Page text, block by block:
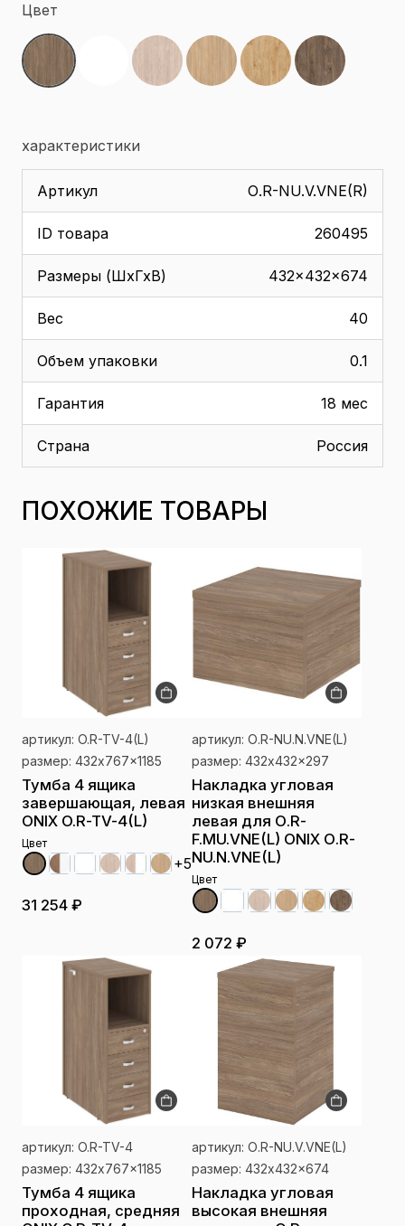
Цвет
характеристики
Артикул О.R-NU.V.VNE(R)
ID товара 260495
Размеры (ШхГхВ) 432x432x674
Вес 40
Объем упаковки 0.1
Гарантия 18 мес
Страна Россия
ПОХОЖИЕ ТОВАРЫ
артикул: O.R-TV-4(L)
размер: 432x767x1185
Тумба 4 ящика
завершающая, левая
ONIX O.R-TV-4(L)
Цвет
+5
31 254 ₽
артикул: О.R-NU.N.VNE(L)
размер: 432x432x297
Накладка угловая
низкая внешняя
левая для О.R-
F.MU.VNE(L) ONIX О.R-
NU.N.VNE(L)
Цвет
2 072 ₽
артикул: O.R-TV-4
размер: 432x767x1185
Тумба 4 ящика
проходная, средняя
артикул: О.R-NU.V.VNE(L)
размер: 432x432x674
Накладка угловая
высокая внешняя